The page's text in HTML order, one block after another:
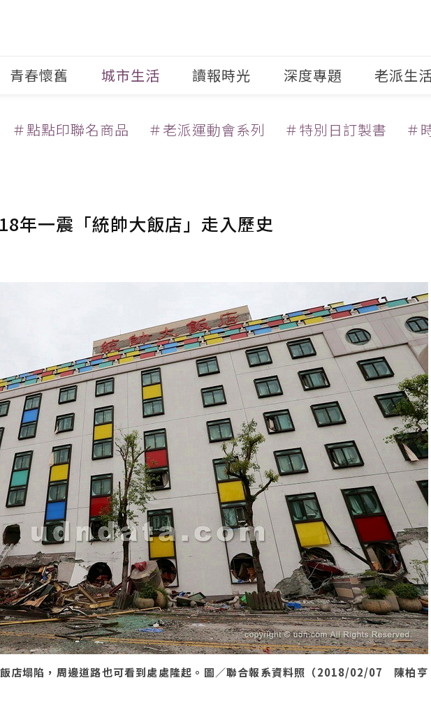
青春懷舊 城市生活 讀報時光 深度專題 老派生
＃點點印聯名商品 ＃老派運動會系列 ＃特別日訂製書 ＃
年一震「統帥大飯店」走入歷史
店塌陷，周邊道路也可看到處處隆起。圖／聯合報系資料照（2018/02/07 陳柏亨